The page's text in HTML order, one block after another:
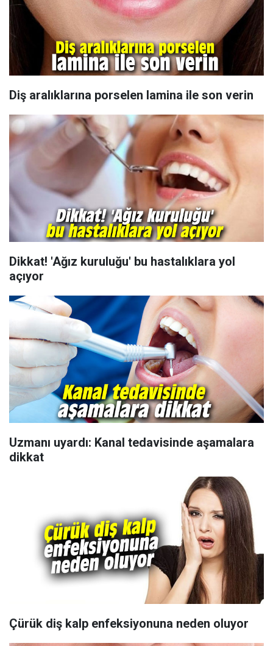
Diş aralıklarına porselen lamina ile son verin
Dikkat! 'Ağız kuruluğu' bu hastalıklara yol
açıyor
Uzmanı uyardı: Kanal tedavisinde aşamalara
dikkat
Çürük diş kalp enfeksiyonuna neden oluyor